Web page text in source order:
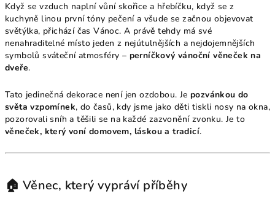
Když se vzduch naplní vůní skořice a hřebíčku, když se z
kuchyně linou první tóny pečení a všude se začnou objevovat
světýlka, přichází čas Vánoc. A právě tehdy má své
nenahraditelné místo jeden z nejútulnějších a nejdojemnějších
symbolů sváteční atmosféry – perníčkový vánoční věneček na
dveře.
Tato jedinečná dekorace není jen ozdobou. Je pozvánkou do
světa vzpomínek, do časů, kdy jsme jako děti tiskli nosy na okna,
pozorovali sníh a těšili se na každé zazvonění zvonku. Je to
věneček, který voní domovem, láskou a tradicí.
🏠 Věnec, který vypráví příběhy